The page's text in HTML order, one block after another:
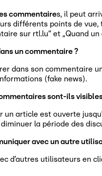
commentaires, il peut
différents points de vue,
sur rtl.lu“ et „Quand
un commentaire ?
dans son commentaire
(fake news).
sont-ils
un article est ouverte
la période des
avec un autre
d’autres utilisateurs en